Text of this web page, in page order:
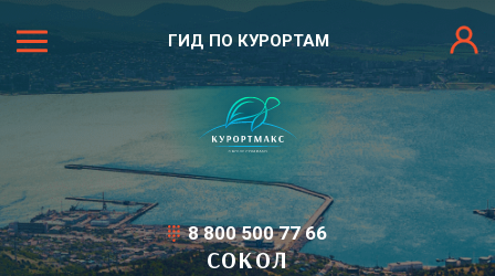
ГИД ПО КУРОРТАМ
8 800 500 77 66
СОКОЛ